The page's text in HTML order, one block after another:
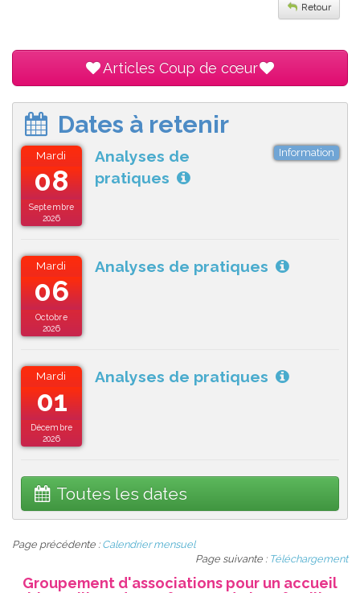
Retour
Articles Coup de cœur
Dates à retenir
Mardi
08
Septembre
2026
Information
Analyses de
pratiques
Mardi
06
Octobre
2026
Analyses de pratiques
Mardi
01
Décembre
2026
Analyses de pratiques
Toutes les dates
Page précédente : Calendrier mensuel
Page suivante : Téléchargement
Groupement d'associations pour un accueil